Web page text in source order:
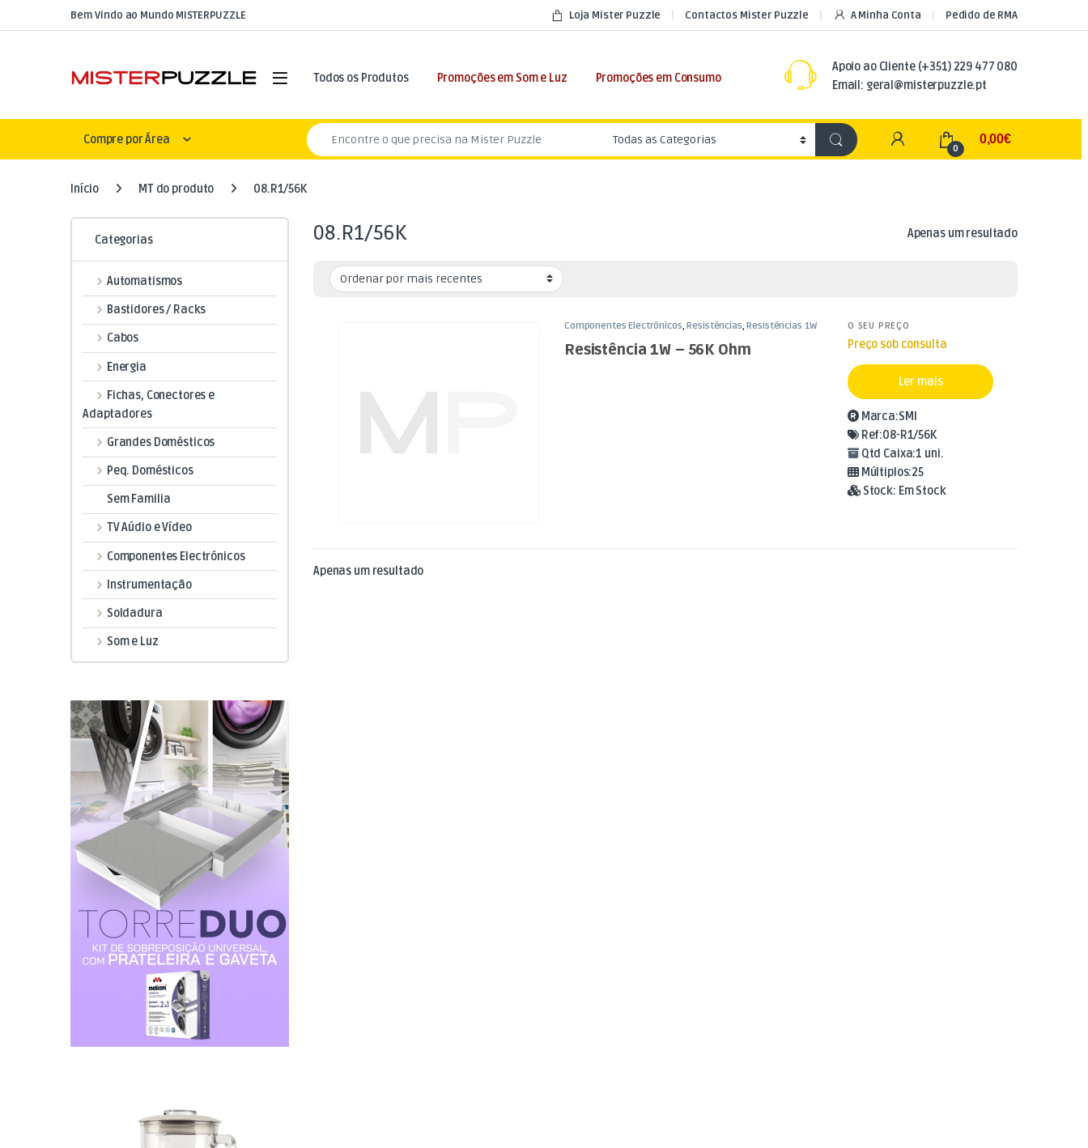
Skip to navigation
Skip to contentBem Vindo ao Mundo MISTERPUZZLE Loja Mister Puzzle Contactos Mister Puzzle A Minha Conta Pedido de RMA
Open Todos os Produtos Promoções em Som e Luz Promoções em Consumo
Apoio ao Cliente(+351) 229 477 080
Email: geral@misterpuzzle.pt
Compre por Área
Search for:
My Account
0
0,00€
Início MT do produto 08.R1/56K
08.R1/56K Apenas um resultado
Componentes Electrónicos,Resistências,Resistências 1W
Resistência 1W – 56K Ohm
O SEU PREÇO
Preço sob consulta
Ler mais
Marca:SMI
Ref:08-R1/56K
Qtd Caixa:1 uni.
Múltiplos:25
Stock: Em Stock
Apenas um resultado
Categorias
Automatismos
Bastidores / Racks
Cabos
Energia
Fichas, Conectores e
Adaptadores
Grandes Domésticos
Peq. Domésticos
Sem Familia
TV Aúdio e Vídeo
Componentes Electrónicos
Instrumentação
Soldadura
Som e Luz